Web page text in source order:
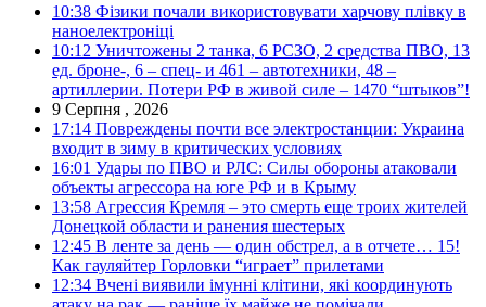
10:38 Фізики почали використовувати харчову плівку в
наноелектроніці
10:12 Уничтожены 2 танка, 6 РСЗО, 2 средства ПВО, 13
ед. броне-, 6 – спец- и 461 – автотехники, 48 –
артиллерии. Потери РФ в живой силе – 1470 “штыков”!
9 Серпня , 2026
17:14 Повреждены почти все электростанции: Украина
входит в зиму в критических условиях
16:01 Удары по ПВО и РЛС: Силы обороны атаковали
объекты агрессора на юге РФ и в Крыму
13:58 Агрессия Кремля – это смерть еще троих жителей
Донецкой области и ранения шестерых
12:45 В ленте за день — один обстрел, а в отчете… 15!
Как гауляйтер Горловки “играет” прилетами
12:34 Вчені виявили імунні клітини, які координують